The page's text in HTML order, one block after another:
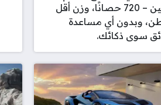
الهجين – 720 حصانًا، وزن أقل
وبدون أي مساعدة
سوى ذكائك.